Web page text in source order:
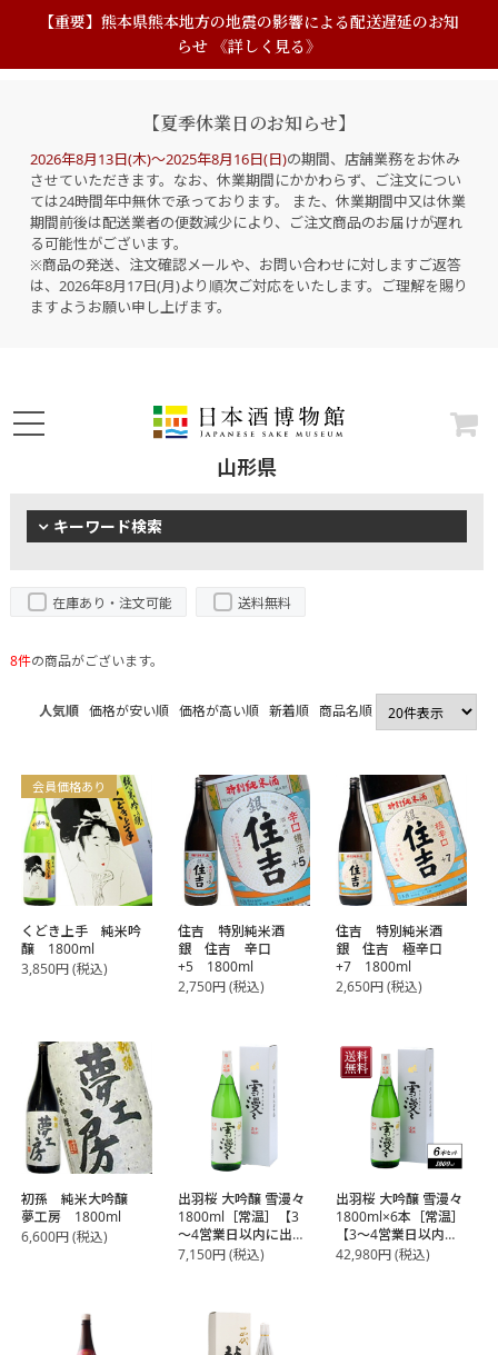
【重要】熊本県熊本地方の地震の影響による配送遅延のお知
らせ 《詳しく見る》
【夏季休業日のお知らせ】
2026年8月13日(木)～2025年8月16日(日)の期間、店舗業務をお休み
させていただきます。なお、休業期間にかかわらず、ご注文につい
ては24時間年中無休で承っております。 また、休業期間中又は休業
期間前後は配送業者の便数減少により、ご注文商品のお届けが遅れ
る可能性がございます。
※商品の発送、注文確認メールや、お問い合わせに対しますご返答
は、2026年8月17日(月)より順次ご対応をいたします。ご理解を賜り
ますようお願い申し上げます。
山形県
キーワード検索
在庫あり・注文可能 送料無料
8件の商品がございます。
人気順 価格が安い順 価格が高い順 新着順 商品名順
くどき上手 純米吟
醸 1800ml
会員価格あり
3,850円(税込)
住吉 特別純米酒
銀 住吉 辛口
+5 1800ml
2,750円(税込)
住吉 特別純米酒
銀 住吉 極辛口
+7 1800ml
2,650円(税込)
初孫 純米大吟醸
夢工房 1800ml
6,600円(税込)
出羽桜 大吟醸 雪漫々
1800ml［常温］【3
～4営業日以内に出
荷】
7,150円(税込)
出羽桜 大吟醸 雪漫々
1800ml×6本［常温］
【3～4営業日以内に
出荷】【送料無料】
42,980円(税込)